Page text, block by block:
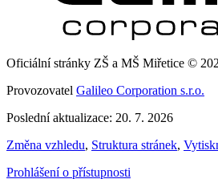
Oficiální stránky ZŠ a MŠ Miřetice ©
Provozovatel Galileo Corporation s.r.o.
Poslední aktualizace: 20. 7. 2026
Změna vzhledu, Struktura stránek,
Prohlášení o přístupnosti